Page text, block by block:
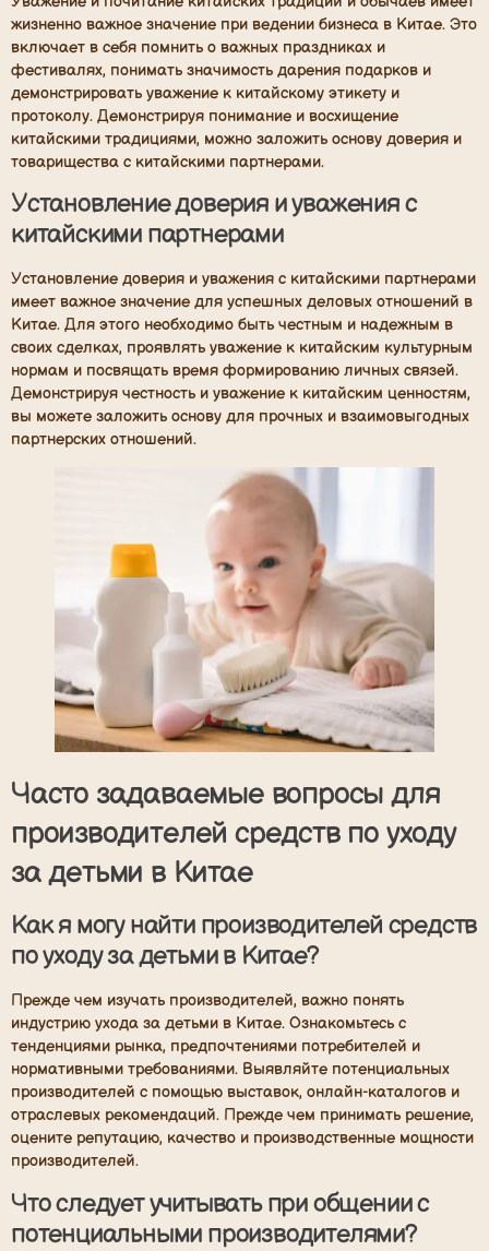
жизненно важное значение при ведении бизнеса в Китае. Это
включает в себя помнить о важных праздниках и
фестивалях, понимать значимость дарения подарков и
демонстрировать уважение к китайскому этикету и
протоколу. Демонстрируя понимание и восхищение
китайскими традициями, можно заложить основу доверия и
товарищества с китайскими партнерами.
Установление доверия и уважения с
китайскими партнерами
Установление доверия и уважения с китайскими партнерами
имеет важное значение для успешных деловых отношений в
Китае. Для этого необходимо быть честным и надежным в
своих сделках, проявлять уважение к китайским культурным
нормам и посвящать время формированию личных связей.
Демонстрируя честность и уважение к китайским ценностям,
вы можете заложить основу для прочных и взаимовыгодных
партнерских отношений.
Часто задаваемые вопросы для
производителей средств по уходу
за детьми в Китае
Как я могу найти производителей средств
по уходу за детьми в Китае?
Прежде чем изучать производителей, важно понять
индустрию ухода за детьми в Китае. Ознакомьтесь с
тенденциями рынка, предпочтениями потребителей и
нормативными требованиями. Выявляйте потенциальных
производителей с помощью выставок, онлайн-каталогов и
отраслевых рекомендаций. Прежде чем принимать решение,
оцените репутацию, качество и производственные мощности
производителей.
Что следует учитывать при общении с
потенциальными производителями?